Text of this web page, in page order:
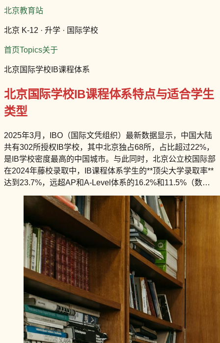
北京教育站
北京 K-12 · 升学 · 国际学校
首页Topics关于
北京国际学校IB课程体系
北京国际学校IB课程体系特点与适合学生
类型
2025年3月，IBO（国际文凭组织）最新数据显示，中国大陆
共有302所授权IB学校，其中北京独占68所，占比超过22%，
是IB学校密度最高的中国城市。与此同时，北京公立校国际部
在2024年藤校录取中，IB课程体系学生的**顶尖大学录取率**
达到23.7%，远超AP和A-Level体系的16.2%和11.5%（数…